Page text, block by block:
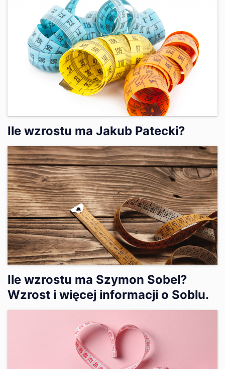
Ile wzrostu ma Jakub Patecki?
Ile wzrostu ma Szymon Sobel?
Wzrost i więcej informacji o Soblu.